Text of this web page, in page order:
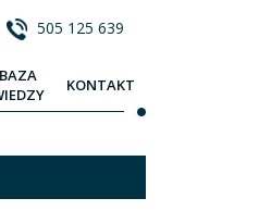
505 125 639
BAZA
KONTAKT